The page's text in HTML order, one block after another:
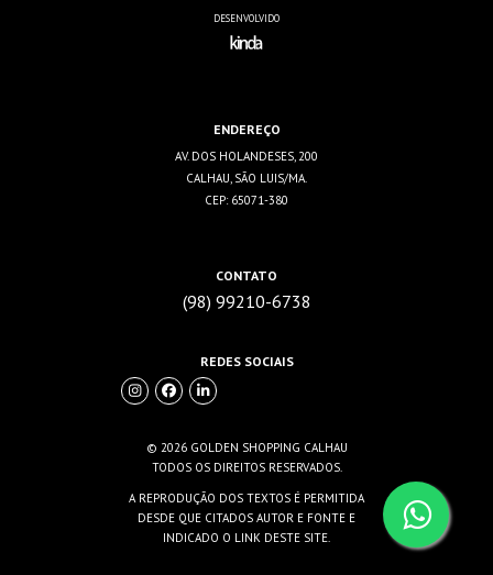
DESENVOLVIDO
ENDEREÇO
AV. DOS HOLANDESES, 200
CALHAU, SÃO LUIS/MA.
CEP: 65071-380
CONTATO
(98) 99210-6738
REDES SOCIAIS
© 2026 GOLDEN SHOPPING CALHAU
TODOS OS DIREITOS RESERVADOS.
A REPRODUÇÃO DOS TEXTOS É PERMITIDA
DESDE QUE CITADOS AUTOR E FONTE E
INDICADO O LINK DESTE SITE.